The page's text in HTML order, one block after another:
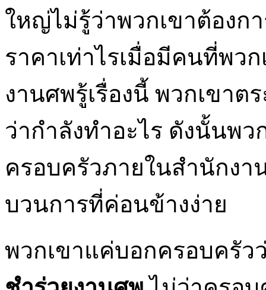
ใหญ่ไม่รู้ว่าพวกเขาต้องก
ราคาเท่าไรเมื่อมีคนที่พว
งานศพรู้เรื่องนี้ พวกเขาต
ว่ากำลังทำอะไร ดังนั้นพว
ครอบครัวภายในสำนักงา
บวนการที่ค่อนข้างง่าย
พวกเขาแค่บอกครอบครัว